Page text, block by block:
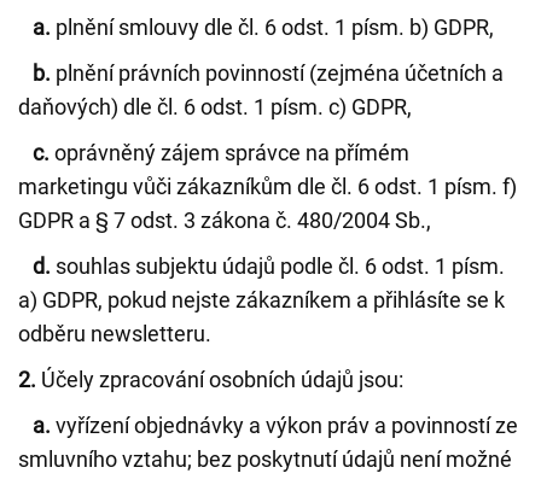
a. plnění smlouvy dle čl. 6 odst. 1 písm. b) GDPR,
b. plnění právních povinností (zejména účetních a
daňových) dle čl. 6 odst. 1 písm. c) GDPR,
c. oprávněný zájem správce na přímém
marketingu vůči zákazníkům dle čl. 6 odst. 1 písm. f)
GDPR a § 7 odst. 3 zákona č. 480/2004 Sb.,
d. souhlas subjektu údajů podle čl. 6 odst. 1 písm.
a) GDPR, pokud nejste zákazníkem a přihlásíte se k
odběru newsletteru.
2. Účely zpracování osobních údajů jsou:
a. vyřízení objednávky a výkon práv a povinností ze
smluvního vztahu; bez poskytnutí údajů není možné